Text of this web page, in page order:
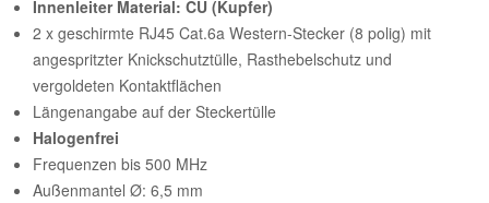
Innenleiter Material: CU (Kupfer)
2 x geschirmte RJ45 Cat.6a Western-Stecker (8 polig) mit
angespritzter Knickschutztülle, Rasthebelschutz und
vergoldeten Kontaktflächen
Längenangabe auf der Steckertülle
Halogenfrei
Frequenzen bis 500 MHz
Außenmantel Ø: 6,5 mm